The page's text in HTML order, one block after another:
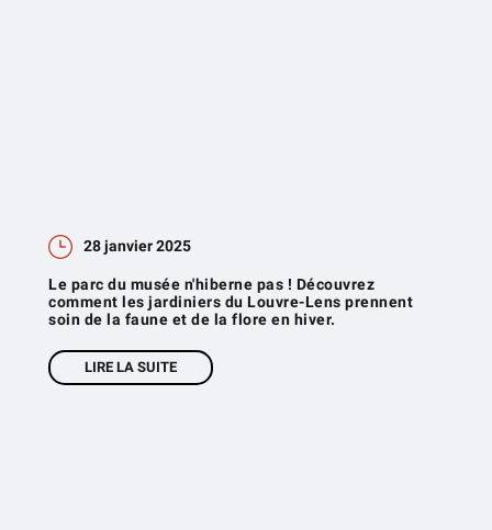
28 janvier 2025
Le parc du musée n'hiberne pas ! Découvrez
comment les jardiniers du Louvre-Lens prennent
soin de la faune et de la flore en hiver.
LIRE LA SUITE